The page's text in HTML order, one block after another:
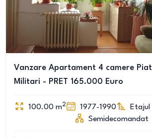
Vanzare Apartament 4 camere
Militari - PRET 165.000 Euro
100.00 m2 1977-1990 Etajul
Semidecomandat